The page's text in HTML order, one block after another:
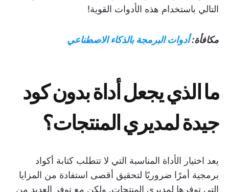
التالي باستخدام هذه الأدوات القوية!
مكافأة:أدوات البرمجة بالذكاء الاصطناعي
ما الذي يجعل أداة بدون كود
جيدة لمديري المنتجات؟
يعد اختيار الأداة المناسبة التي لا تتطلب كتابة أكواد
برمجية أمرًا ضروريًا لتحقيق أقصى استفادة من المزايا
التي توفرها لمديري المنتجات. ولكن مع توفر العديد من